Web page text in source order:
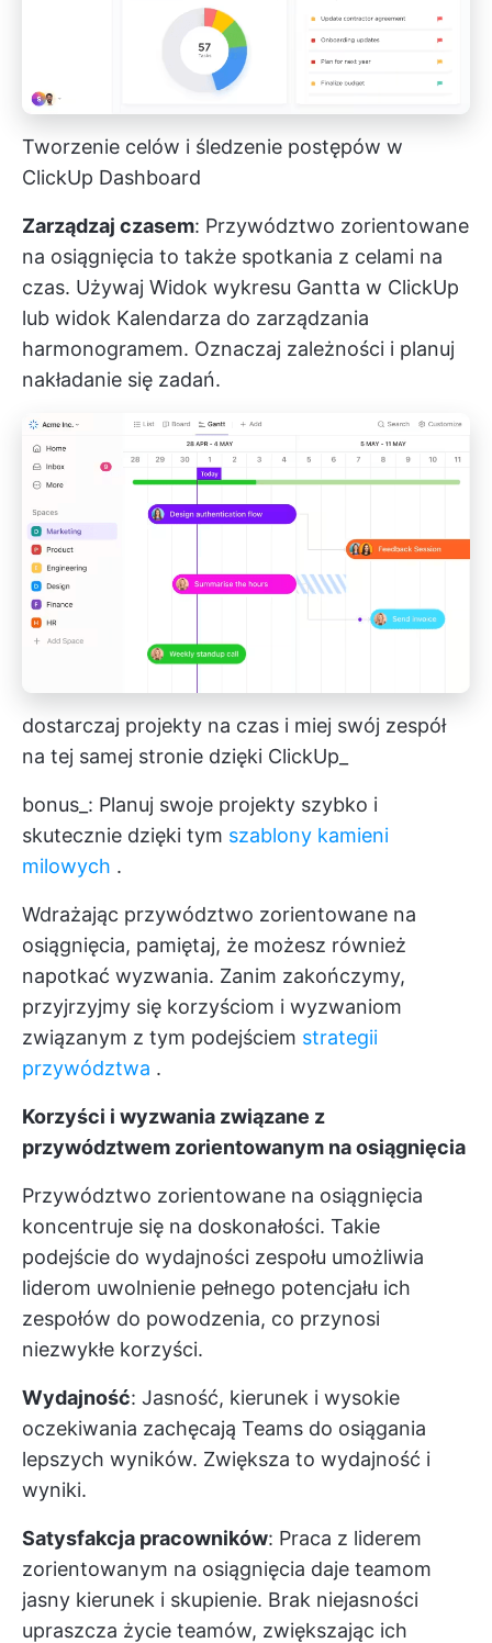
Tworzenie celów i śledzenie postępów w
ClickUp Dashboard
Zarządzaj czasem: Przywództwo zorientowane
na osiągnięcia to także spotkania z celami na
czas. Używaj Widok wykresu Gantta w ClickUp
lub widok Kalendarza do zarządzania
harmonogramem. Oznaczaj zależności i planuj
nakładanie się zadań.
dostarczaj projekty na czas i miej swój zespół
na tej samej stronie dzięki ClickUp_
bonus_: Planuj swoje projekty szybko i
skutecznie dzięki tym szablony kamieni
milowych .
Wdrażając przywództwo zorientowane na
osiągnięcia, pamiętaj, że możesz również
napotkać wyzwania. Zanim zakończymy,
przyjrzyjmy się korzyściom i wyzwaniom
związanym z tym podejściem strategii
przywództwa .
Korzyści i wyzwania związane z
przywództwem zorientowanym na osiągnięcia
Przywództwo zorientowane na osiągnięcia
koncentruje się na doskonałości. Takie
podejście do wydajności zespołu umożliwia
liderom uwolnienie pełnego potencjału ich
zespołów do powodzenia, co przynosi
niezwykłe korzyści.
Wydajność: Jasność, kierunek i wysokie
oczekiwania zachęcają Teams do osiągania
lepszych wyników. Zwiększa to wydajność i
wyniki.
Satysfakcja pracowników: Praca z liderem
zorientowanym na osiągnięcia daje teamom
jasny kierunek i skupienie. Brak niejasności
upraszcza życie teamów, zwiększając ich